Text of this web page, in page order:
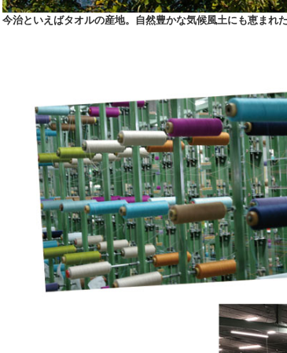
今治といえばタオルの産地。自然豊かな気候風土にも恵ま